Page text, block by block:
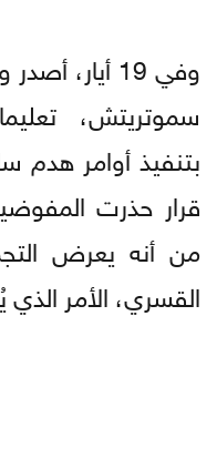
وفي 19 أيار،
سموتريتش،
بتنفيذ أوامر هدم
قرار حذرت
من أنه يعرض
القسري، الأمر